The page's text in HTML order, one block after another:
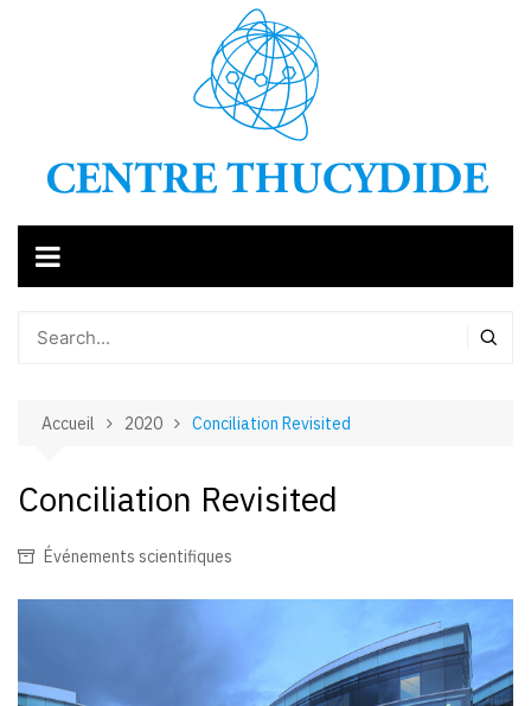
Accueil 2020 Conciliation Revisited
Conciliation Revisited
Événements scientifiques